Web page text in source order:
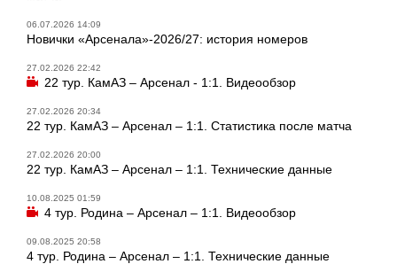
06.07.2026 14:09
Новички «Арсенала»-2026/27: история номеров
27.02.2026 22:42
22 тур. КамАЗ – Арсенал - 1:1. Видеообзор
27.02.2026 20:34
22 тур. КамАЗ – Арсенал – 1:1. Статистика после матча
27.02.2026 20:00
22 тур. КамАЗ – Арсенал – 1:1. Технические данные
10.08.2025 01:59
4 тур. Родина – Арсенал – 1:1. Видеообзор
09.08.2025 20:58
4 тур. Родина – Арсенал – 1:1. Технические данные